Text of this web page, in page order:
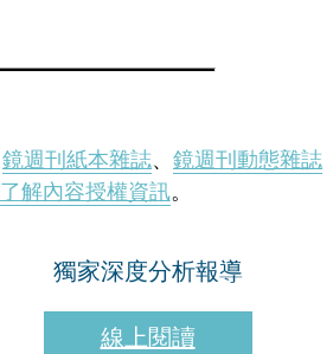
鏡週刊紙本雜誌、 鏡週刊動態雜誌
了解內容授權資訊。
獨家深度分析報導
線上閱讀